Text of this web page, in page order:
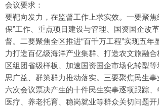
会议要求：
要靶向发力，在监督工作上求实效。一要聚焦
保”工作、重点项目建设与管理、国资国企改
督。二要聚焦全区推进“百千万工程”实现五年
力打造百亿级海洋产业集群、打造农文旅融
区组团省级样板、加速国资国企市场化转型
思广益、群策群力推动落实。三要聚焦民生
六次会议票决产生的十件民生实事逐项跟踪
医疗、养老托育、稳岗就业等群众关切问题